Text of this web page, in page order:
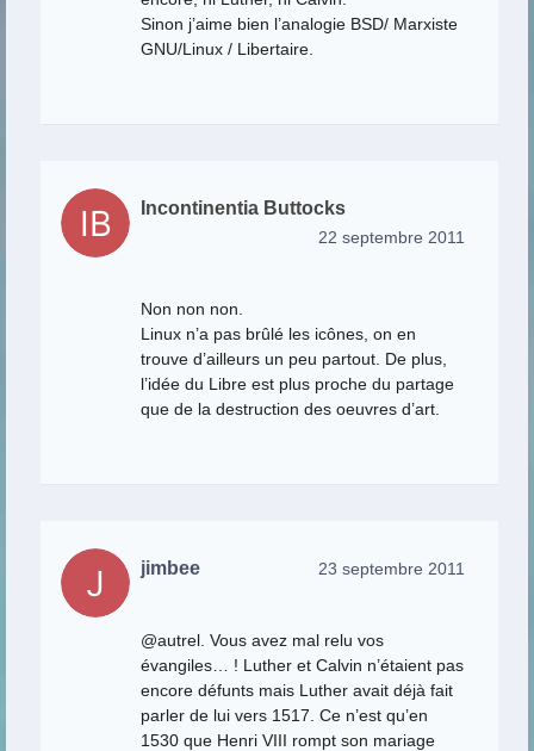
Sinon j’aime bien l’analogie BSD/ Marxiste
GNU/Linux / Libertaire.
Incontinentia Buttocks
22 septembre 2011
Non non non.
Linux n’a pas brûlé les icônes, on en
trouve d’ailleurs un peu partout. De plus,
l’idée du Libre est plus proche du partage
que de la destruction des oeuvres d’art.
jimbee 23 septembre 2011
@autrel. Vous avez mal relu vos
évangiles… ! Luther et Calvin n’étaient pas
encore défunts mais Luther avait déjà fait
parler de lui vers 1517. Ce n’est qu’en
1530 que Henri VIII rompt son mariage